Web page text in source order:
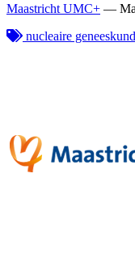
Maastricht UMC+ —
nucleaire